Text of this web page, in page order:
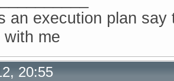
an execution plan
with me
20:55